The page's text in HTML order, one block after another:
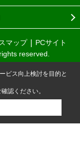
マップ
PCサイト
reserved.
ビス向上検討を目的と
認ください。